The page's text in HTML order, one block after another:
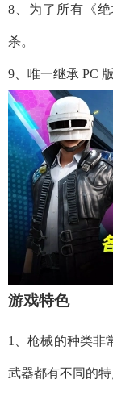
8、为了所有《
杀。
9、唯一继承 PC
游戏特色
1、枪械的种类非
武器都有不同的特